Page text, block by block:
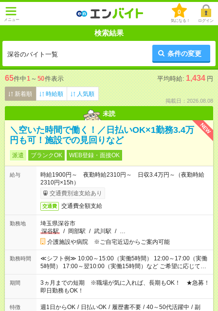
メニュー
0
気になる！ ログイン
検索結果
深谷のバイト一覧 条件の変更
65件中1 ～ 50件表示 平均時給: 1,434 円
新着順 時給順 人気順
掲載日：2026.08.08
未読
NEW
＼空いた時間で働く！／日払いOK×1勤務3.4万
円も可！施設での見回りなど
派遣 ブランクOK WEB登録・面接OK
給与
時給1900円～ 夜勤時給2310円～ 日収3.4万円～（夜勤時給
2310円×15h）
交通費別途支給あり
交通費 交通費全額支給
勤務地
埼玉県深谷市
深谷駅
/ 岡部駅 / 武川駅 / …
介護施設や病院 ※ご自宅近辺からご案内可能
勤務時間
≪シフト例≫ 10:00～15:00（実働5時間） 12:00～17:00（実働
5時間） 17:00～翌10:00（実働15時間）など ご希望に応じて、
働く時間は調整できます！ お気軽に担当へ相談ください！
期間
3ヵ月までの短期 ※職場が気に入れば、長期もOK！ ★急募！
即日勤務もOK！
特徴 週1日からOK / 日払いOK / 履歴書不要 / 40～50代活躍中 / 副